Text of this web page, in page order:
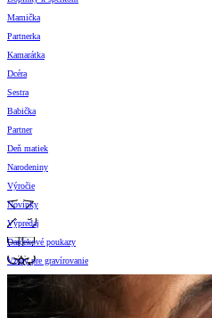
Mamička
Partnerka
Kamarátka
Dcéra
Sestra
Babička
Partner
Deň matiek
Narodeniny
Výročie
Novinky
Výpredaj
Darčekové poukazy
Vzory pre gravírovanie